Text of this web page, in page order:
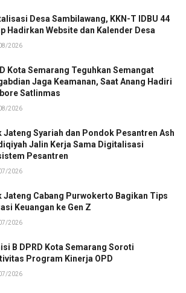
Desa Sambilawang, KKN-T IDBU 44
Hadirkan Website dan Kalender Desa
2026
Kota Semarang Teguhkan Semangat
Jaga Keamanan, Saat Anang Hadiri
Satlinmas
2026
Jateng Syariah dan Pondok Pesantren Ash
Jalin Kerja Sama Digitalisasi
Pesantren
2026
Jateng Cabang Purwokerto Bagikan Tips
Keuangan ke Gen Z
2026
B DPRD Kota Semarang Soroti
Program Kinerja OPD
2026